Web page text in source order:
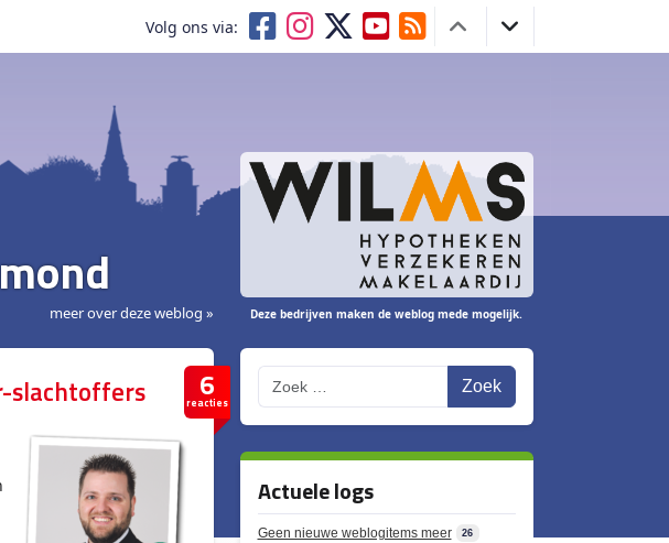
Volg ons via:
meer over deze weblog » Deze bedrijven maken de weblog mede mogelijk.
6
reacties
slachtoffers
Actuele logs
Geen nieuwe weblogitems meer 26